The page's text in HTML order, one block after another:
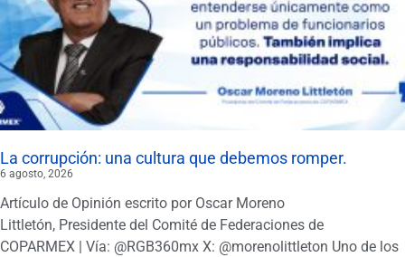
La corrupción: una cultura que debemos romper.
6 agosto, 2026
Artículo de Opinión escrito por Oscar Moreno
Littletón, Presidente del Comité de Federaciones de
COPARMEX | Vía: @RGB360mx X: @morenolittleton Uno de los